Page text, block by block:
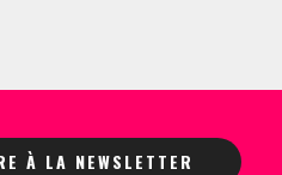
À LA NEWSLETTER